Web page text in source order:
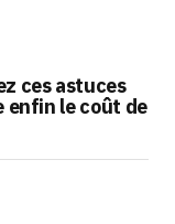
ces astuces
enfin le coût de